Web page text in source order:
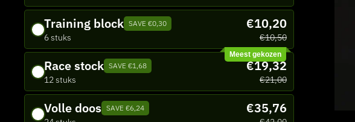
Training block SAVE €0,30
6 stuks
€10,20
€10,50
Meest gekozen
Race stock SAVE €1,68
12 stuks
€19,32
€21,00
Volle doos SAVE €6,24 €35,76